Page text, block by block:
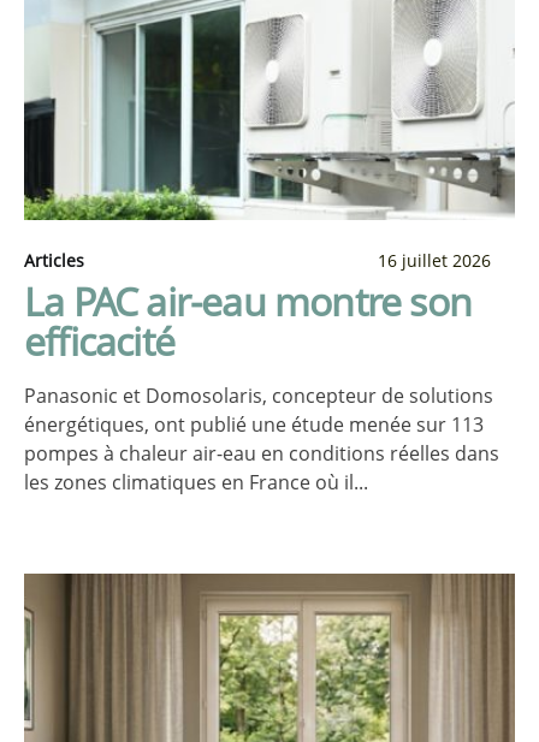
Articles 16 juillet 2026
La PAC air-eau montre son
efficacité
Panasonic et Domosolaris, concepteur de solutions
énergétiques, ont publié une étude menée sur 113
pompes à chaleur air-eau en conditions réelles dans
les zones climatiques en France où il...